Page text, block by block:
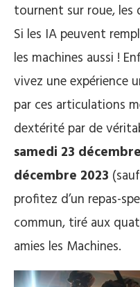
tournent sur roue,
Si les IA peuvent
les machines aussi !
vivez une expérience
par ces articulations
dextérité par de
samedi 23
décembre 2023
profitez d’un repas-
commun, tiré aux
amies les Machines.